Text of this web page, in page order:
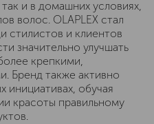
и в домашних условиях,
волос. OLAPLEX стал
стилистов и клиентов
значительно улучшать
крепкими,
Бренд также активно
инициативах, обучая
красоты правильному